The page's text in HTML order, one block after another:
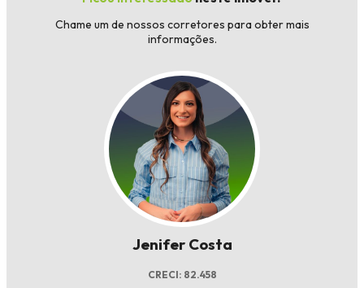
Chame um de nossos corretores para obter mais
informações.
Jenifer Costa
CRECI: 82.458